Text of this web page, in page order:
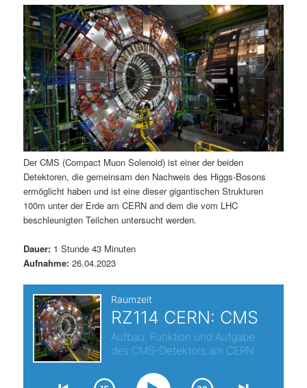
ä
r
e
n
I
n
h
l
t
s
p
n
d
ä
r
e
n
I
h
a
l
t
n
a
v
i
g
a
t
i
o
n
Der CMS (Compact Muon Solenoid) ist einer der beiden
Detektoren, die gemeinsam den Nachweis des Higgs-Bosons
ermöglicht haben und ist eine dieser gigantischen Strukturen
100m unter der Erde am CERN and dem die vom LHC
beschleunigten Teilchen untersucht werden.
Dauer: 1 Stunde 43 Minuten
Aufnahme: 26.04.2023